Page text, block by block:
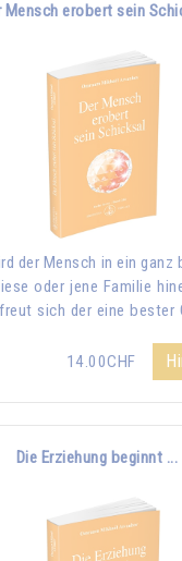
Mensch erobert sein
der Mensch in ein ganz
oder jene Familie
sich der eine bester
14.00CHF
Die Erziehung beginnt ...